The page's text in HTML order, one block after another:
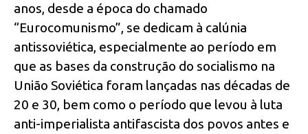
anos, desde a época do chamado
“Eurocomunismo”, se dedicam à calúnia
antissoviética, especialmente ao período em
que as bases da construção do socialismo na
União Soviética foram lançadas nas décadas de
20 e 30, bem como o período que levou à luta
anti-imperialista antifascista dos povos antes e